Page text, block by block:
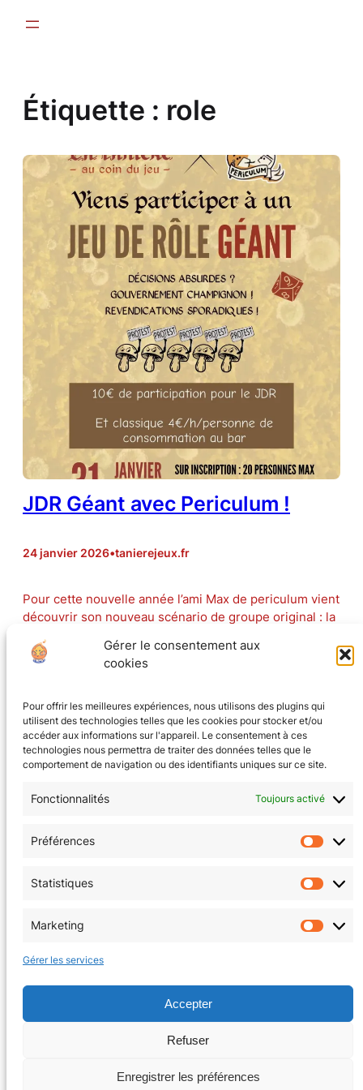
Gérer le consentement aux
cookies
Pour offrir les meilleures expériences, nous utilisons des plugins qui
utilisent des technologies telles que les cookies pour stocker et/ou
accéder aux informations sur l'appareil. Le consentement à ces
technologies nous permettra de traiter des données telles que le
comportement de navigation ou des identifiants uniques sur ce site.
Fonctionnalités Toujours activé
Préférences
Statistiques
Marketing
Gérer les services
Accepter
Refuser
Enregistrer les préférences
Étiquette : role
JDR Géant avec Periculum !
24 janvier 2026•tanierejeux.fr
Pour cette nouvelle année l’ami Max de periculum vient
découvrir son nouveau scénario de groupe original : la
samedi 31 Janvier un jeu de rôle géant à la Tanière au
Coin du Jeu. Le
premier épisode a super bien
Facebook Instagram
Copyright © 2026 | La Tanière au coin du jeu